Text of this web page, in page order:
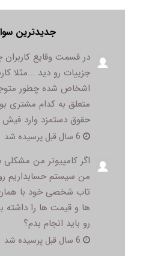
جدیدترین
در قسمت وقایع
جزییات رو دید ...مثلا
اشخاص شده چطور
متعلق به کدام مشتری
حقوق دستمزد وارد فیش
اگر کامپیوتر من
من سیستم حسابداریم
تاب شخصی خود با همان
ها و قیمت ها را داشته
رو باید انجام بدم؟